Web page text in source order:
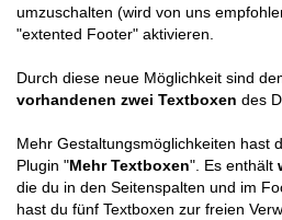
umzuschalten (wird von uns
"extented Footer" aktivieren.
Durch diese neue Möglichkeit sind
vorhandenen zwei Textboxen des
Mehr Gestaltungsmöglichkeiten hast
Plugin "Mehr Textboxen". Es enthält
die du in den Seitenspalten und im
hast du fünf Textboxen zur freien